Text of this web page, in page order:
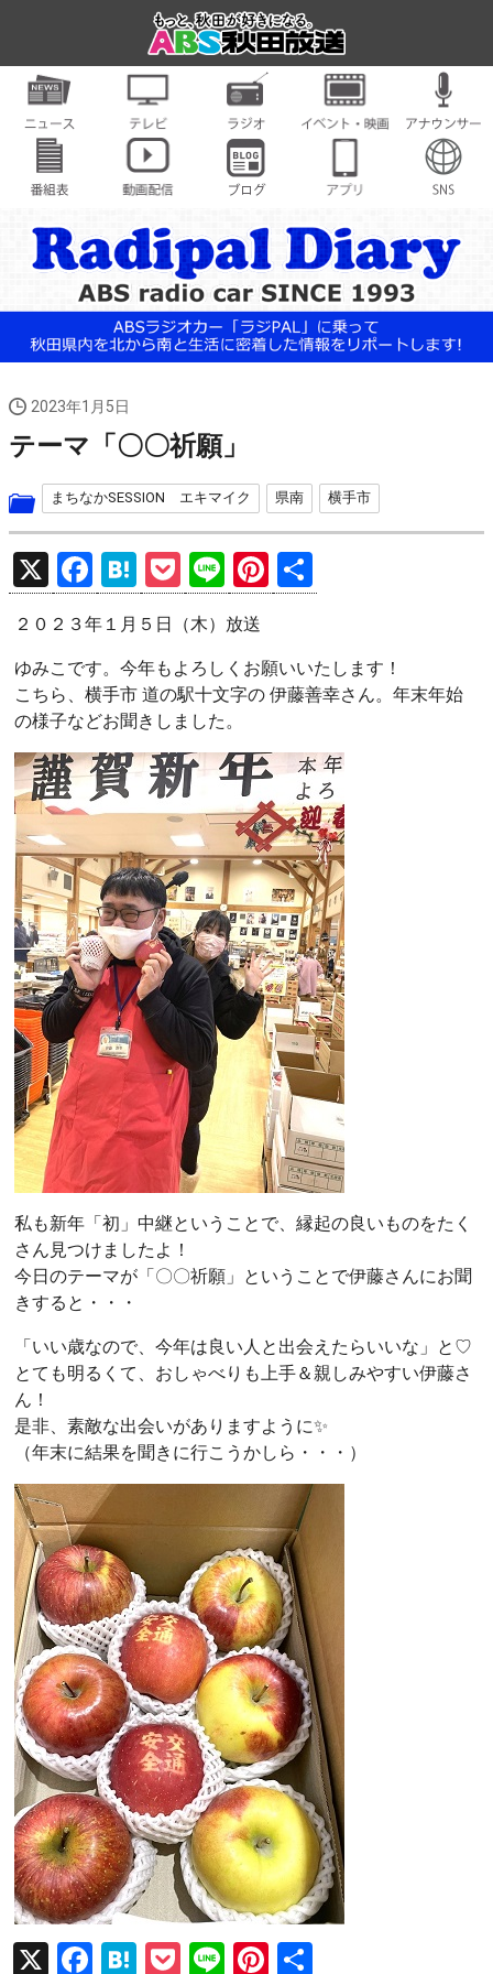
2023年1月5日
テーマ「〇〇祈願」
まちなかSESSION エキマイク 県南 横手市
X
F
a
ce
b
o
o
k
H
at
e
n
a
P
o
ck
et
Li
n
e
Pi
nt
es
t
有
２０２３年１月５日（木）放送
ゆみこです。今年もよろしくお願いいたします！
こちら、横手市 道の駅十文字の 伊藤善幸さん。年末年始
の様子などお聞きしました。
私も新年「初」中継ということで、縁起の良いものをたく
さん見つけましたよ！
今日のテーマが「〇〇祈願」ということで伊藤さんにお聞
きすると・・・
「いい歳なので、今年は良い人と出会えたらいいな」と♡
とても明るくて、おしゃべりも上手＆親しみやすい伊藤さ
ん！
是非、素敵な出会いがありますように✨
（年末に結果を聞きに行こうかしら・・・）
X
F
H
P
Li
Pi